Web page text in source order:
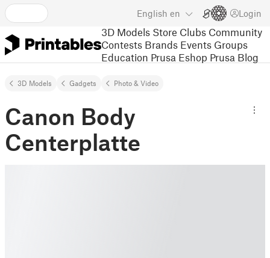
English en Login
3D Models Store Clubs Community
Contests Brands Events Groups
Education Prusa Eshop Prusa Blog
3D Models Gadgets Photo & Video
Canon Body
Centerplatte